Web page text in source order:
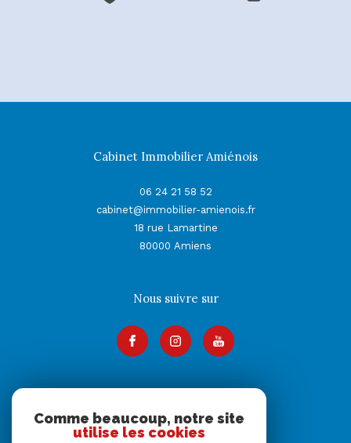
Cabinet Immobilier Amiénois
06 24 21 58 52
cabinet@immobilier-amienois.fr
18 rue Lamartine
80000
Amiens
Nous suivre sur
Adhérents
Comme beaucoup, notre site
utilise les cookies